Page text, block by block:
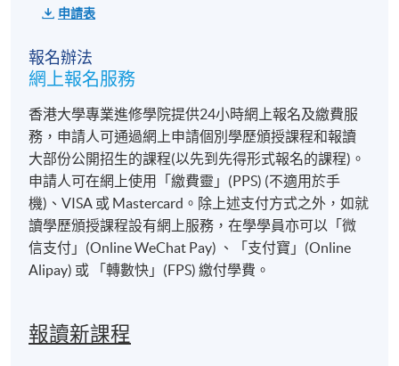
申請表
報名辦法
網上報名服務
香港大學專業進修學院提供24小時網上報名及繳費服
務，申請人可通過網上申請個別學歷頒授課程和報讀
大部份公開招生的課程(以先到先得形式報名的課程)。
申請人可在網上使用「繳費靈」(PPS) (不適用於手
機)、VISA 或 Mastercard。除上述支付方式之外，如就
讀學歷頒授課程設有網上服務，在學學員亦可以「微
信支付」(Online WeChat Pay) 、「支付寶」(Online
Alipay) 或 「轉數快」(FPS) 繳付學費。
報讀新課程